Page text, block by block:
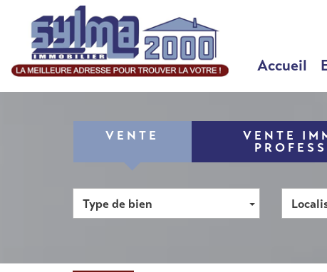
Accueil
VENTE
VENTE
Type de bien